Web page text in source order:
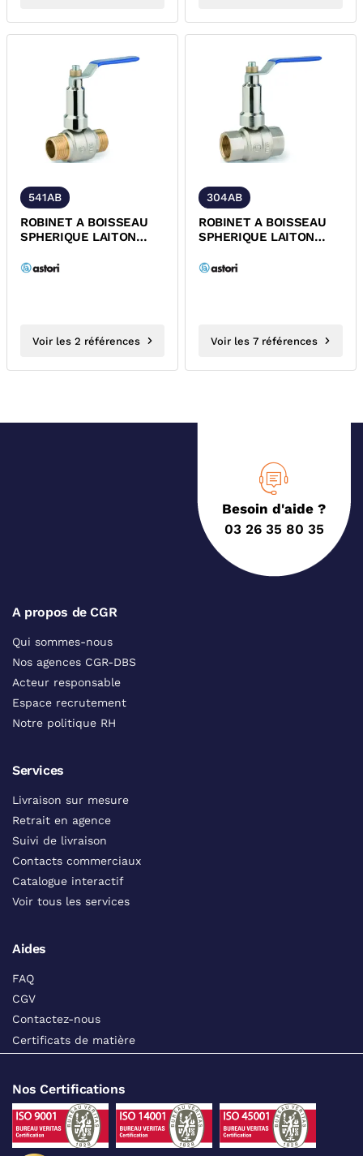
541AB
ROBINET A BOISSEAU
SPHERIQUE LAITON
FIXE POIGNEE...
Voir les 2 références
304AB
ROBINET A BOISSEAU
SPHERIQUE LAITON
POIGNEE...
Voir les 7 références
Besoin d'aide ?
03 26 35 80 35
A propos de CGR
Qui sommes-nous
Nos agences CGR-DBS
Acteur responsable
Espace recrutement
Notre politique RH
Services
Livraison sur mesure
Retrait en agence
Suivi de livraison
Contacts commerciaux
Catalogue interactif
Voir tous les services
Aides
FAQ
CGV
Contactez-nous
Certificats de matière
Nos Certifications